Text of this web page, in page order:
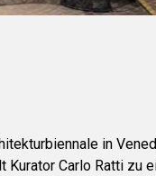
in
Kurator Carlo Ratti zu